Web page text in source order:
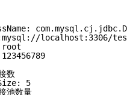
mysql://localhost:3306/
root
数
5
池数量